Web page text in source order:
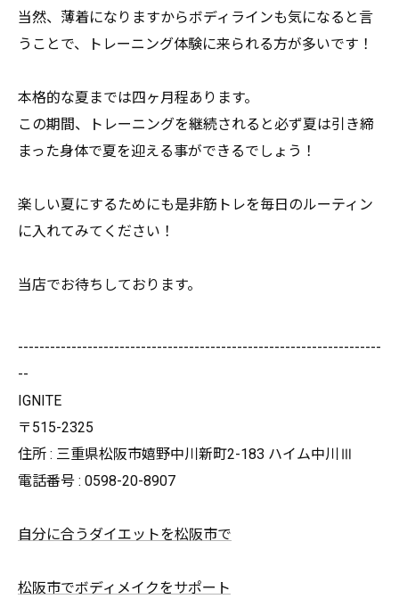
当然、薄着になりますからボディラインも気になると言
うことで、
トレーニング体験に来られる方が多いです！
本格的な夏までは四ヶ月程あります。
この期間、
トレーニングを継続されると必ず夏は引き締
まった身体で夏を迎える事ができるでしょう！
楽しい夏にするためにも是非筋トレを毎日のルーティン
に入れてみてください！
当店でお待ちしております。
--------------------------------------------------------------------
--
IGNITE
〒515-2325
住所 : 三重県松阪市嬉野中川新町2-183 ハイム中川Ⅲ
電話番号 : 0598-20-8907
自分に合うダイエットを松阪市で
松阪市でボディメイクをサポート